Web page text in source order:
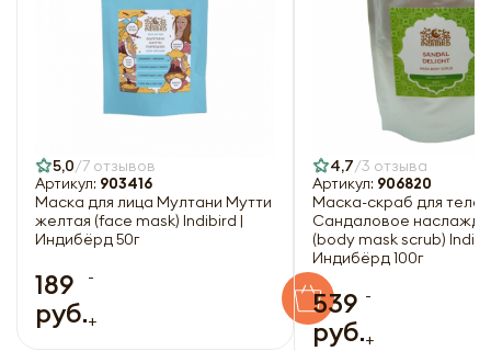
5,0 7 отзывов
Артикул: 903416
Маска для лица Мултани Мутти
желтая (face mask) Indibird |
Индибёрд 50г
189
руб.
-
+
4,7 3 отзыва
Артикул: 906820
Маска-скраб для тела
Сандаловое
(body mask scrub)
Индибёрд 100г
539
руб.
-
+